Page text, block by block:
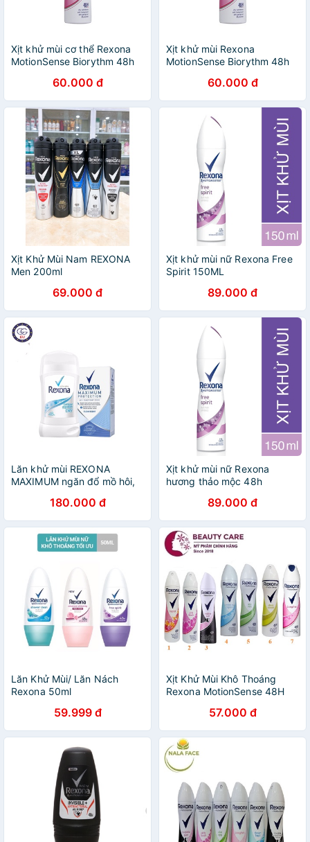
Xịt khử mùi cơ thể Rexona
MotionSense Biorythm 48h
60.000 đ
Xịt khử mùi Rexona
MotionSense Biorythm 48h
60.000 đ
Xịt Khử Mùi Nam REXONA
Men 200ml
69.000 đ
Xịt khử mùi nữ Rexona Free
Spirit 150ML
89.000 đ
Lăn khử mùi REXONA
MAXIMUM ngăn đổ mồ hôi,
sáp, nội địa Châu Âu, GGEU
180.000 đ
Xịt khử mùi nữ Rexona
hương thảo mộc 48h
89.000 đ
Lăn Khử Mùi/ Lăn Nách
Rexona 50ml
59.999 đ
Xịt Khử Mùi Khô Thoáng
Rexona MotionSense 48H
57.000 đ